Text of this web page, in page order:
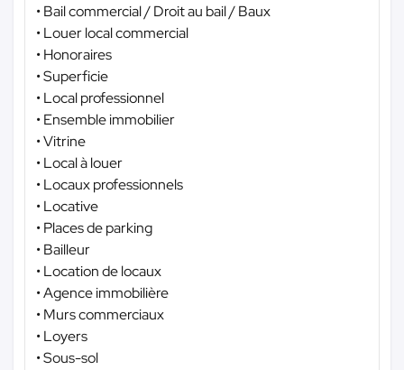
• Bail commercial / Droit au bail / Baux
• Louer local commercial
• Honoraires
• Superficie
• Local professionnel
• Ensemble immobilier
• Vitrine
• Local à louer
• Locaux professionnels
• Locative
• Places de parking
• Bailleur
• Location de locaux
• Agence immobilière
• Murs commerciaux
• Loyers
• Sous-sol